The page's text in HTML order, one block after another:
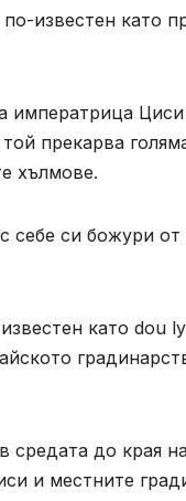
известен като
прекарва
хълмове.
себе си божури
като dou
средата до края
и местните